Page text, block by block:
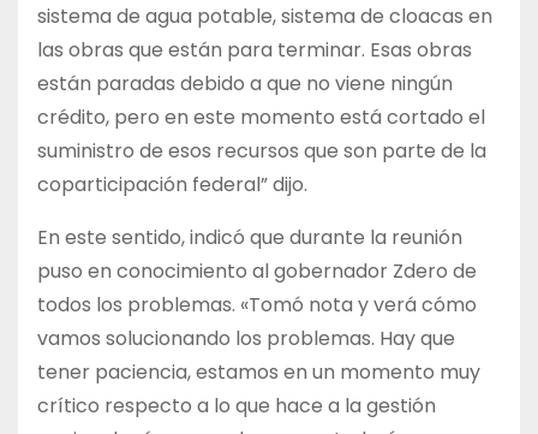
sistema de agua potable, sistema de cloacas en
las obras que están para terminar. Esas obras
están paradas debido a que no viene ningún
crédito, pero en este momento está cortado el
suministro de esos recursos que son parte de la
coparticipación federal” dijo.
En este sentido, indicó que durante la reunión
puso en conocimiento al gobernador Zdero de
todos los problemas. «Tomó nota y verá cómo
vamos solucionando los problemas. Hay que
tener paciencia, estamos en un momento muy
crítico respecto a lo que hace a la gestión